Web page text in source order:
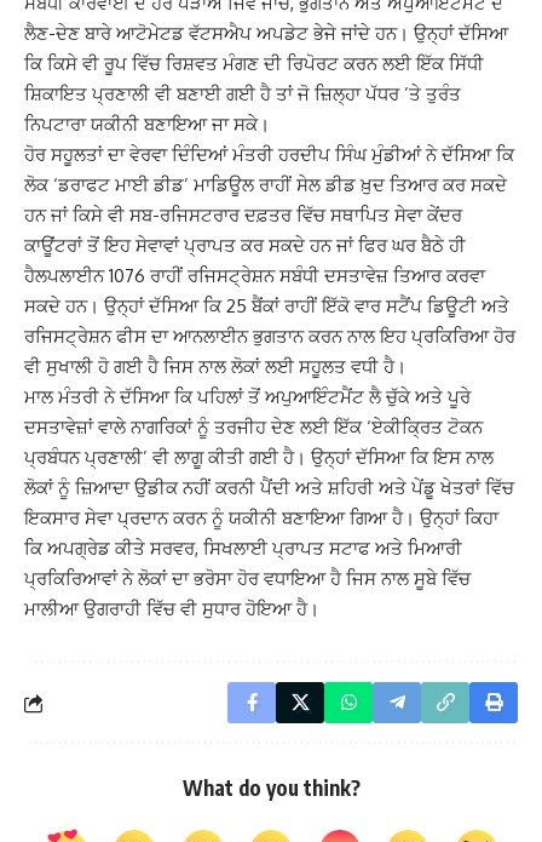
ਲੈਣ-ਦੇਣ ਬਾਰੇ ਆਟੋਮੇਟਡ ਵੱਟਸਐਪ ਅਪਡੇਟ ਭੇਜੇ ਜਾਂਦੇ ਹਨ। ਉਨ੍ਹਾਂ ਦੱਸਿਆ
ਕਿ ਕਿਸੇ ਵੀ ਰੂਪ ਵਿੱਚ ਰਿਸ਼ਵਤ ਮੰਗਣ ਦੀ ਰਿਪੋਰਟ ਕਰਨ ਲਈ ਇੱਕ ਸਿੱਧੀ
ਸ਼ਿਕਾਇਤ ਪ੍ਰਣਾਲੀ ਵੀ ਬਣਾਈ ਗਈ ਹੈ ਤਾਂ ਜੋ ਜ਼ਿਲ੍ਹਾ ਪੱਧਰ ’ਤੇ ਤੁਰੰਤ
ਨਿਪਟਾਰਾ ਯਕੀਨੀ ਬਣਾਇਆ ਜਾ ਸਕੇ।
ਹੋਰ ਸਹੂਲਤਾਂ ਦਾ ਵੇਰਵਾ ਦਿੰਦਿਆਂ ਮੰਤਰੀ ਹਰਦੀਪ ਸਿੰਘ ਮੁੰਡੀਆਂ ਨੇ ਦੱਸਿਆ ਕਿ
ਲੋਕ ‘ਡਰਾਫਟ ਮਾਈ ਡੀਡ’ ਮਾਡਿਊਲ ਰਾਹੀਂ ਸੇਲ ਡੀਡ ਖ਼ੁਦ ਤਿਆਰ ਕਰ ਸਕਦੇ
ਹਨ ਜਾਂ ਕਿਸੇ ਵੀ ਸਬ-ਰਜਿਸਟਰਾਰ ਦਫ਼ਤਰ ਵਿੱਚ ਸਥਾਪਿਤ ਸੇਵਾ ਕੇਂਦਰ
ਕਾਊਂਟਰਾਂ ਤੋਂ ਇਹ ਸੇਵਾਵਾਂ ਪ੍ਰਾਪਤ ਕਰ ਸਕਦੇ ਹਨ ਜਾਂ ਫਿਰ ਘਰ ਬੈਠੇ ਹੀ
ਹੈਲਪਲਾਈਨ 1076 ਰਾਹੀਂ ਰਜਿਸਟ੍ਰੇਸ਼ਨ ਸਬੰਧੀ ਦਸਤਾਵੇਜ਼ ਤਿਆਰ ਕਰਵਾ
ਸਕਦੇ ਹਨ। ਉਨ੍ਹਾਂ ਦੱਸਿਆ ਕਿ 25 ਬੈਂਕਾਂ ਰਾਹੀਂ ਇੱਕੋ ਵਾਰ ਸਟੈਂਪ ਡਿਊਟੀ ਅਤੇ
ਰਜਿਸਟ੍ਰੇਸ਼ਨ ਫੀਸ ਦਾ ਆਨਲਾਈਨ ਭੁਗਤਾਨ ਕਰਨ ਨਾਲ ਇਹ ਪ੍ਰਕਿਰਿਆ ਹੋਰ
ਵੀ ਸੁਖਾਲੀ ਹੋ ਗਈ ਹੈ ਜਿਸ ਨਾਲ ਲੋਕਾਂ ਲਈ ਸਹੂਲਤ ਵਧੀ ਹੈ।
ਮਾਲ ਮੰਤਰੀ ਨੇ ਦੱਸਿਆ ਕਿ ਪਹਿਲਾਂ ਤੋਂ ਅਪੁਆਇੰਟਮੈਂਟ ਲੈ ਚੁੱਕੇ ਅਤੇ ਪੂਰੇ
ਦਸਤਾਵੇਜ਼ਾਂ ਵਾਲੇ ਨਾਗਰਿਕਾਂ ਨੂੰ ਤਰਜੀਹ ਦੇਣ ਲਈ ਇੱਕ ‘ਏਕੀਕ੍ਰਿਤ ਟੋਕਨ
ਪ੍ਰਬੰਧਨ ਪ੍ਰਣਾਲੀ’ ਵੀ ਲਾਗੂ ਕੀਤੀ ਗਈ ਹੈ। ਉਨ੍ਹਾਂ ਦੱਸਿਆ ਕਿ ਇਸ ਨਾਲ
ਲੋਕਾਂ ਨੂੰ ਜ਼ਿਆਦਾ ਉਡੀਕ ਨਹੀਂ ਕਰਨੀ ਪੈਂਦੀ ਅਤੇ ਸ਼ਹਿਰੀ ਅਤੇ ਪੇਂਡੂ ਖੇਤਰਾਂ ਵਿੱਚ
ਇਕਸਾਰ ਸੇਵਾ ਪ੍ਰਦਾਨ ਕਰਨ ਨੂੰ ਯਕੀਨੀ ਬਣਾਇਆ ਗਿਆ ਹੈ। ਉਨ੍ਹਾਂ ਕਿਹਾ
ਕਿ ਅਪਗ੍ਰੇਡ ਕੀਤੇ ਸਰਵਰ, ਸਿਖਲਾਈ ਪ੍ਰਾਪਤ ਸਟਾਫ ਅਤੇ ਮਿਆਰੀ
ਪ੍ਰਕਿਰਿਆਵਾਂ ਨੇ ਲੋਕਾਂ ਦਾ ਭਰੋਸਾ ਹੋਰ ਵਧਾਇਆ ਹੈ ਜਿਸ ਨਾਲ ਸੂਬੇ ਵਿੱਚ
ਮਾਲੀਆ ਉਗਰਾਹੀ ਵਿੱਚ ਵੀ ਸੁਧਾਰ ਹੋਇਆ ਹੈ।
What do you think?